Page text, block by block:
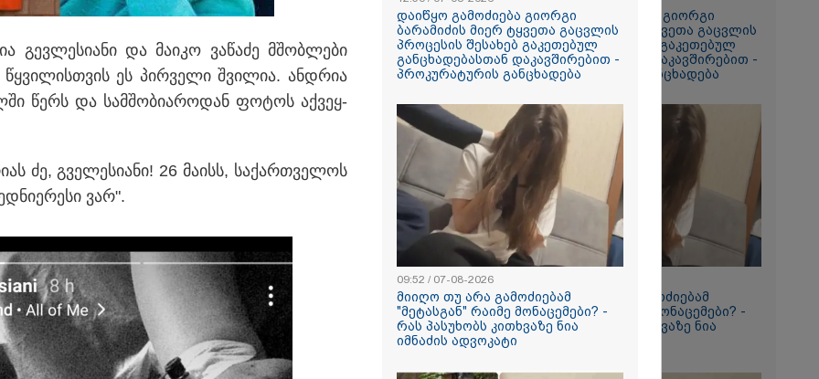
ლომისაზე გადაღებული
ისმის სავარაუდოდ
დადიანიძის
რატომ ჩაბნელდა
საქართველო მესამედ და
გველოდება თუ არა
ზამთარში მასშტაბური
ენერგოკრიზისი -
"პრობლემის მოგვარებას
დაახლოებით ერთი თვე
დასჭირდება"
სპა, აუზები, პანორამული
ხედები - ცნობილია ადგილი
კუნძულ მადეირაზე, სადაც
რონალდუ და ჯორჯინა
დაქორწინდებიან (ფოტოები)
გამოქვეყნდა SpaceX-ის
მთვარესთან შეჯახების
ამსახველი კადრები -
ორბიტალურმა აპარატმა
მთვარის ზედაპირი
შეჯახებამდე და შეჯახების
შემდეგ გადაიღო
დაიწყო გამოძიება გიორგი
ბარამიძის მიერ ტყვეთა გაცვლის
პროცესის შესახებ გაკეთებულ
განცხადებასთან დაკავშირებით -
პროკურატურის განცხადება
მიიღო თუ არა გამოძიებამ
"მეტასგან" რაიმე მონაცემები? -
რას პასუხობს კითხვაზე ნია
გევ­ლე­სი­ა­ნი და მა­ი­კო ვა­წა­ძე მშობ­ლე­ბი
წყვი­ლის­თვის ეს პირ­ვე­ლი შვი­ლია. ან­დრია
წერს და სამ­შო­ბი­ა­რო­დან ფო­ტოს აქ­ვეყ­
ძე, გვე­ლე­სი­ა­ნი! 26 მა­ისს, სა­ქარ­თვე­ლოს
ვარ".
დაიწყო გამოძიება გიორგი
ბარამიძის მიერ ტყვეთა გაცვლის
პროცესის შესახებ გაკეთებულ
განცხადებასთან დაკავშირებით -
პროკურატურის განცხადება
09:52 / 07-08-2026
მიიღო თუ არა გამოძიებამ
"მეტასგან" რაიმე მონაცემები? -
რას პასუხობს კითხვაზე ნია
იმნაძის ადვოკატი